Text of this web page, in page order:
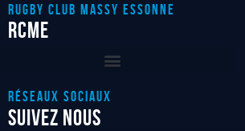
RUGBY CLUB MASSY ESSONnE
RCME
Réseaux sociaux
SUIVEZ NOUS